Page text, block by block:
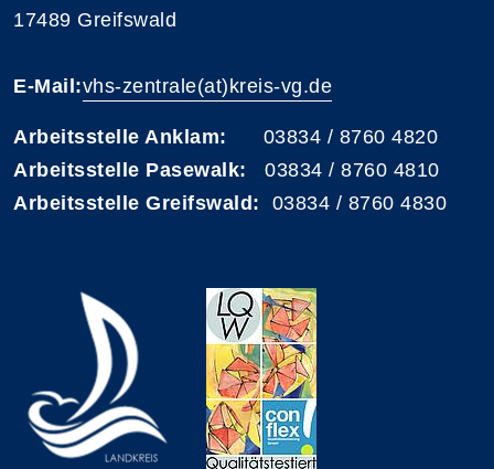
17489 Greifswald
E-Mail:vhs-zentrale(at)kreis-vg.de
Arbeitsstelle Anklam: 03834 / 8760 4820
Arbeitsstelle Pasewalk: 03834 / 8760 4810
Arbeitsstelle Greifswald: 03834 / 8760 4830